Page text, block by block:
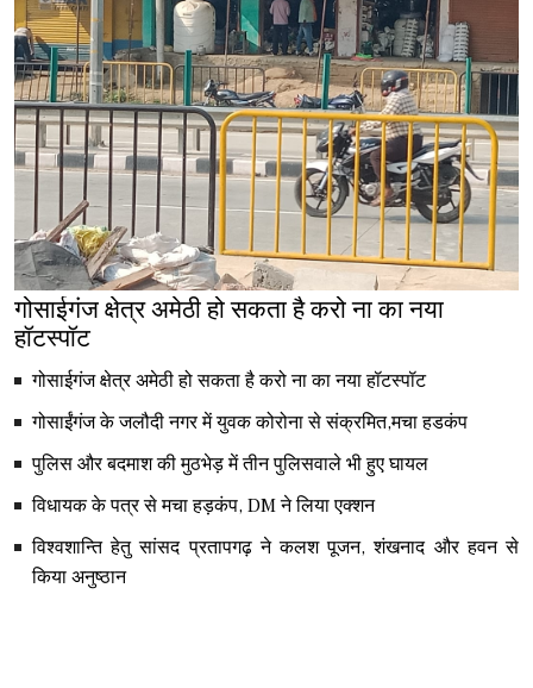
गोसाईगंज क्षेत्र अमेठी हो सकता है करो ना का नया
हॉटस्पॉट
गोसाईगंज क्षेत्र अमेठी हो सकता है करो ना का नया हॉटस्पॉट
गोसाईंगंज के जलौदी नगर में युवक कोरोना से संक्रमित,मचा हडकंप
पुलिस और बदमाश की मुठभेड़ में तीन पुलिसवाले भी हुए घायल
विधायक के पत्र से मचा हड़कंप, DM ने लिया एक्शन
विश्वशान्ति हेतु सांसद प्रतापगढ़ ने कलश पूजन, शंखनाद और हवन से
किया अनुष्ठान